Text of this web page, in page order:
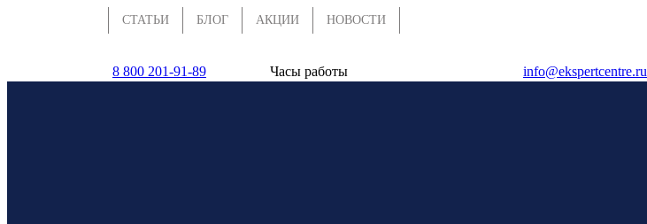
СТАТЬИ БЛОГ АКЦИИ НОВОСТИ
8 800 201-91-89
Часы работы
info@ekspertcentre.ru